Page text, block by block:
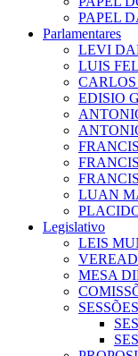
PAPEL
Parlamentares
LEVI
LUIS
EDISIO
LUAN
Legislativo
LEIS
MESA
SESSÕES